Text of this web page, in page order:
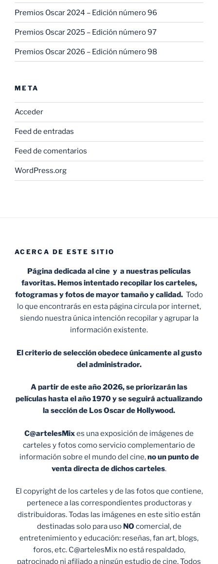
Premios Oscar 2024 – Edición número 96
Premios Oscar 2025 – Edición número 97
Premios Oscar 2026 – Edición número 98
META
Acceder
Feed de entradas
Feed de comentarios
WordPress.org
ACERCA DE ESTE SITIO
Página dedicada al cine y a nuestras películas
favoritas. Hemos intentado recopilar los carteles,
fotogramas y fotos de mayor tamaño y calidad. Todo
lo que encontrarás en esta página circula por internet,
siendo nuestra única intención recopilar y agrupar la
información existente.
El criterio de selección obedece únicamente al gusto
del administrador.
A partir de este año 2026, se priorizarán las
películas hasta el año 1970 y se seguirá actualizando
la sección de Los Oscar de Hollywood.
C@artelesMixes una exposición de imágenes de
carteles y fotos como servicio complementario de
información sobre el mundo del cine,no un punto de
venta directa de dichos carteles.
El copyright de los carteles y de las fotos que contiene,
pertenece a las correspondientes productoras y
distribuidoras. Todas las imágenes en este sitio están
destinadas solo para uso NO comercial, de
entretenimiento y educación: reseñas, fan art, blogs,
foros, etc. C@artelesMix no está respaldado,
patrocinado ni afiliado a ningún estudio de cine. Todos